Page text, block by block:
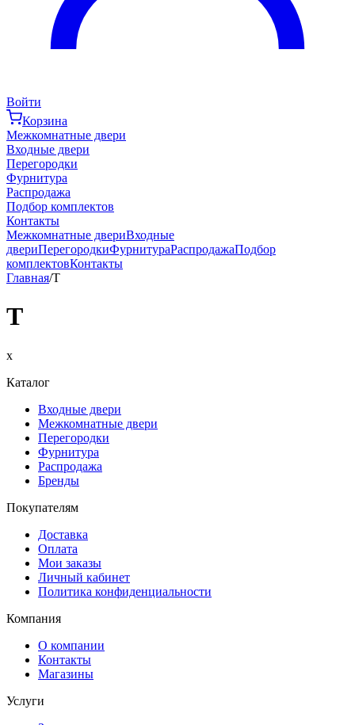
Войти
Корзина
Межкомнатные двери
Входные двери
Перегородки
Фурнитура
Распродажа
Подбор комплектов
Контакты
Межкомнатные двериВходные
двериПерегородкиФурнитураРаспродажаПодбор
комплектовКонтакты
Главная/T
T
x
Каталог
Входные двери
Межкомнатные двери
Перегородки
Фурнитура
Распродажа
Бренды
Покупателям
Доставка
Оплата
Мои заказы
Личный кабинет
Политика конфиденциальности
Компания
О компании
Контакты
Магазины
Услуги